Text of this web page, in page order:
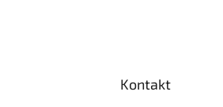
Kontakt